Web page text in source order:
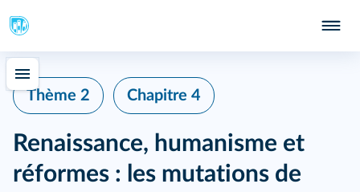
Thème 2 Chapitre 4
Renaissance, humanisme et
réformes : les mutations de